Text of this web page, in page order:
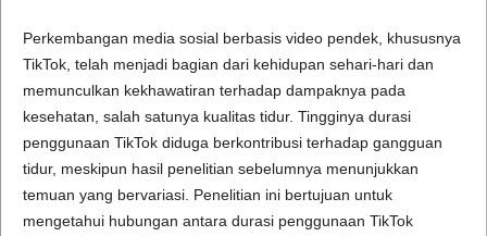
Perkembangan media sosial berbasis video pendek, khususnya
TikTok, telah menjadi bagian dari kehidupan sehari-hari dan
memunculkan kekhawatiran terhadap dampaknya pada
kesehatan, salah satunya kualitas tidur. Tingginya durasi
penggunaan TikTok diduga berkontribusi terhadap gangguan
tidur, meskipun hasil penelitian sebelumnya menunjukkan
temuan yang bervariasi. Penelitian ini bertujuan untuk
mengetahui hubungan antara durasi penggunaan TikTok